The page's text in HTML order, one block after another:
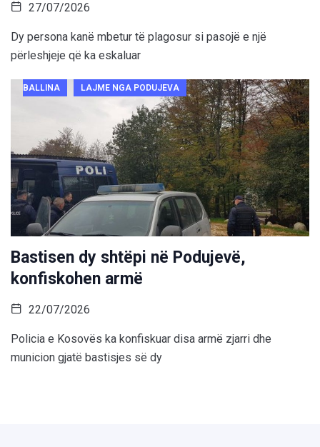
27/07/2026
Dy persona kanë mbetur të plagosur si pasojë e një
përleshjeje që ka eskaluar
BALLINA LAJME NGA PODUJEVA
Bastisen dy shtëpi në Podujevë,
konfiskohen armë
22/07/2026
Policia e Kosovës ka konfiskuar disa armë zjarri dhe
municion gjatë bastisjes së dy